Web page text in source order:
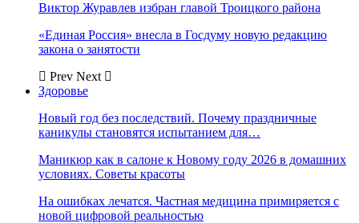
Виктор Журавлев избран главой Троицкого района
«Единая Россия» внесла в Госдуму новую редакцию
закона о занятости
Prev Next
Здоровье
Новый год без последствий. Почему праздничные
каникулы становятся испытанием для…
Маникюр как в салоне к Новому году 2026 в домашних
условиях. Советы красоты
На ошибках лечатся. Частная медицина примиряется с
новой цифровой реальностью